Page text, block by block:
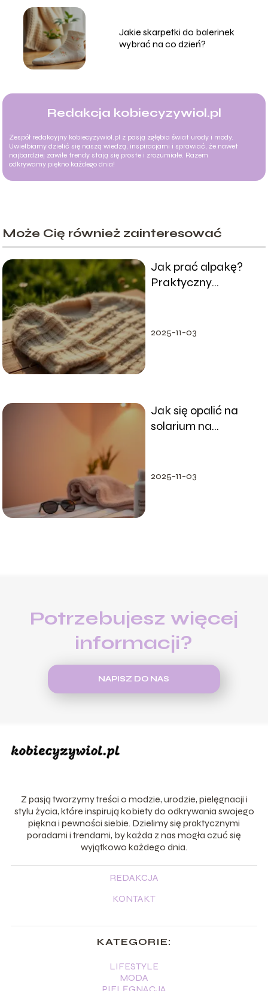
Jakie skarpetki do balerinek
wybrać na co dzień?
Redakcja kobiecyzywiol.pl
Zespół redakcyjny kobiecyzywiol.pl z pasją zgłębia świat urody i mody.
Uwielbiamy dzielić się naszą wiedzą, inspiracjami i sprawiać, że nawet
najbardziej zawiłe trendy stają się proste i zrozumiałe. Razem
odkrywamy piękno każdego dnia!
Może Cię również zainteresować
Jak prać alpakę?
Praktyczny
2025-11-03
Jak się opalić na
solarium na
2025-11-03
Potrzebujesz więcej
informacji?
NAPISZ DO NAS
Z pasją tworzymy treści o modzie, urodzie, pielęgnacji i
stylu życia, które inspirują kobiety do odkrywania swojego
piękna i pewności siebie. Dzielimy się praktycznymi
poradami i trendami, by każda z nas mogła czuć się
wyjątkowo każdego dnia.
REDAKCJA
KONTAKT
KATEGORIE:
LIFESTYLE
MODA
PIELĘGNACJA